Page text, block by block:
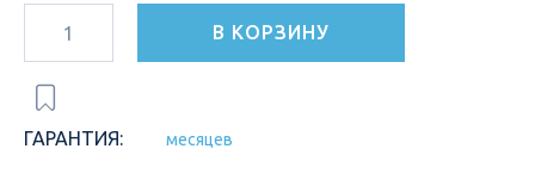
В КОРЗИНУ
ГАРАНТИЯ: месяцев